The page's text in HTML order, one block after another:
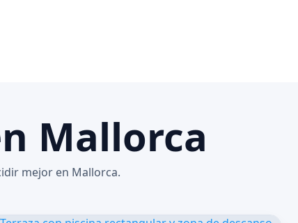
Mallorca
mejor en Mallorca.